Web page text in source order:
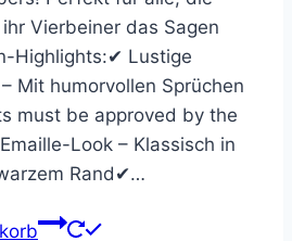
Vierbeiner das Sagen
Highlights:✔ Lustige
Mit humorvollen Sprüchen
must be approved by the
Look – Klassisch in
Rand✔…